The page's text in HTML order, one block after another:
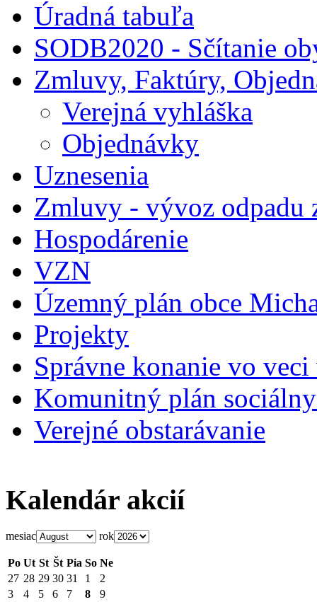
Úradná tabuľa
SODB2020 - Sčítanie
Zmluvy, Faktúry,
Verejná vyhláška
Objednávky
Uznesenia
Zmluvy - vývoz odpadu
Hospodárenie
VZN
Územný plán obce
Projekty
Správne konanie vo
Komunitný plán
Verejné obstarávanie
Kalendár akcií
mesiac rok
Po Ut St Št Pia So Ne
27 28 29 30 31 1
2
3
4 5 6 7 8
9